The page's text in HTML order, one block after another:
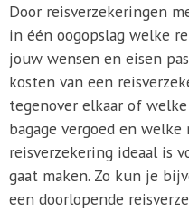
Door reisverzekeringen
in één oogopslag welke
jouw wensen en eisen
kosten van een
tegenover elkaar of
bagage vergoed en
reisverzekering ideaal is
gaat maken. Zo kun je
een doorlopende